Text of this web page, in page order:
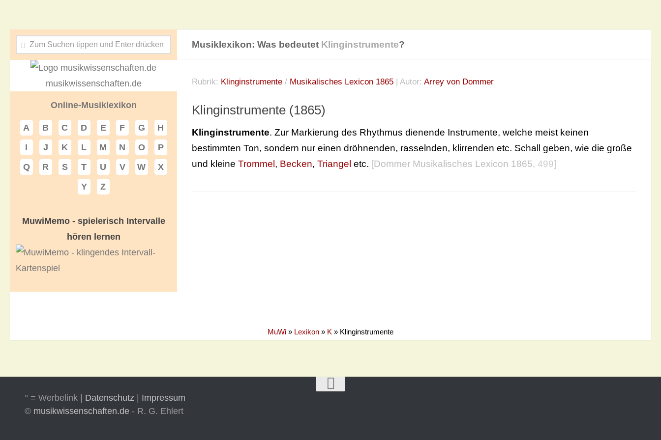
Musiklexikon: Was bedeutet Klinginstrumente?
Rubrik: Klinginstrumente / Musikalisches Lexicon 1865 | Autor: Arrey von Dommer
Klinginstrumente (1865)
Klinginstrumente. Zur Markierung des Rhythmus dienende Instrumente, welche meist keinen
bestimmten Ton, sondern nur einen dröhnenden, rasselnden, klirrenden etc. Schall geben, wie die große
und kleine Trommel, Becken, Triangel etc. [Dommer Musikalisches Lexicon 1865, 499]
musikwissenschaften.de
Online-Musiklexikon
A B C D E F G
H
I
J K L M N O
P
Q
R S T U V W
X
Y
Z
MuwiMemo - spielerisch Intervalle
hören lernen
MuWi » Lexikon » K » Klinginstrumente
° = Werbelink | Datenschutz
Impressum
© musikwissenschaften.de - R. G. Ehlert